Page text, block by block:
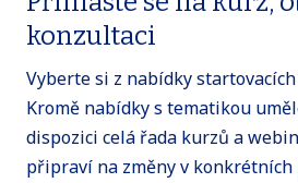
konzultaci
Vyberte si z nabídky
Kromě nabídky s tematikou
dispozici celá řada kurzů a
připraví na změny v konkrétních